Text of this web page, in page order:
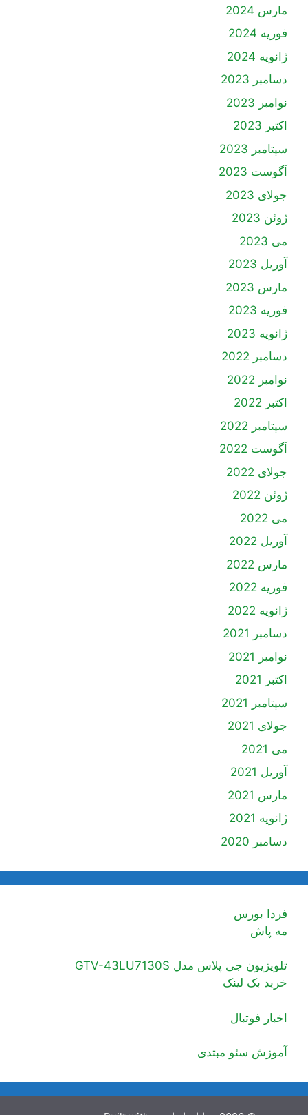
مارس 2024
فوریه 2024
ژانویه 2024
دسامبر 2023
نوامبر 2023
اکتبر 2023
سپتامبر 2023
آگوست 2023
جولای 2023
ژوئن 2023
می 2023
آوریل 2023
مارس 2023
فوریه 2023
ژانویه 2023
دسامبر 2022
نوامبر 2022
اکتبر 2022
سپتامبر 2022
آگوست 2022
جولای 2022
ژوئن 2022
می 2022
آوریل 2022
مارس 2022
فوریه 2022
ژانویه 2022
دسامبر 2021
نوامبر 2021
اکتبر 2021
سپتامبر 2021
جولای 2021
می 2021
آوریل 2021
مارس 2021
ژانویه 2021
دسامبر 2020
فردا بورس
مه پاش
تلویزیون جی پلاس مدل GTV-43LU7130S
خرید بک لینک
اخبار فوتبال
آموزش سئو مبتدی